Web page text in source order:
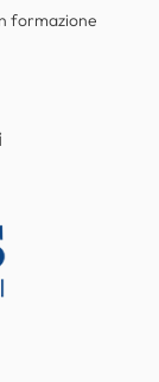
formazione